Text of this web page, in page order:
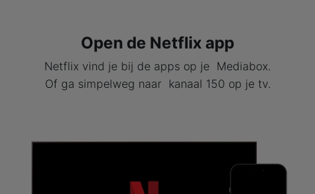
Open de Netflix app
Netflix vind je bij de apps op je Mediabox.
Of ga simpelweg naar kanaal 150 op je tv.